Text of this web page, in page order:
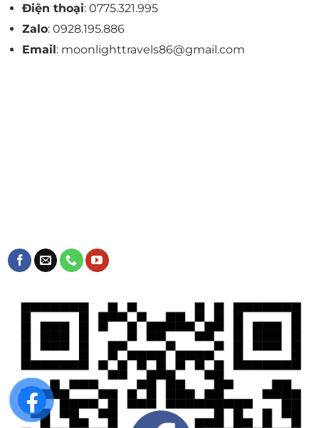
Điện thoại: 0775.321.995
Zalo: 0928.195.886
Email: moonlighttravels86@gmail.com